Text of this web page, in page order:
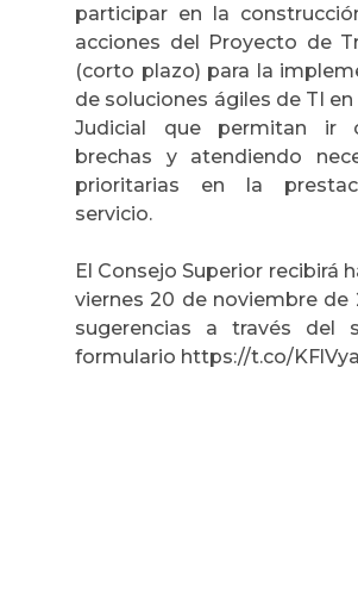
participar en la
acciones del Proyecto de
(corto plazo) para la
de soluciones ágiles de TI en
Judicial que permitan ir
brechas y atendiendo
prioritarias en la
servicio.
El Consejo Superior recibirá
viernes 20 de noviembre de
sugerencias a través del
formulario https://t.co/